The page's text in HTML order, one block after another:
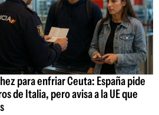
para enfriar Ceuta: España pide
de Italia, pero avisa a la UE que